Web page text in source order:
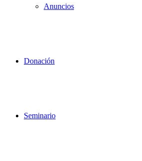
Anuncios
Donación
Seminario